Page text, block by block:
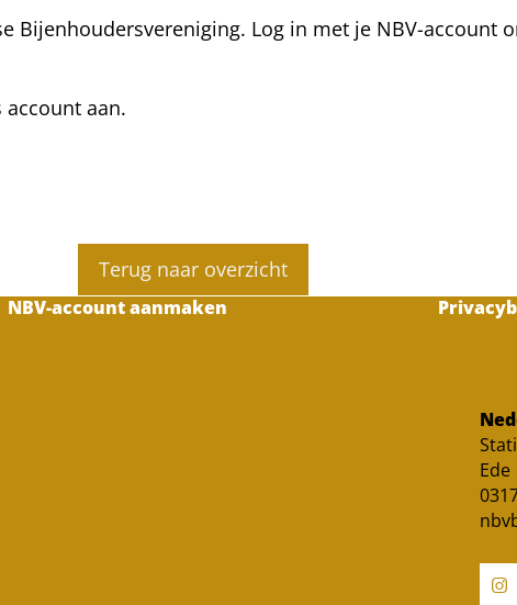
Bijenhoudersvereniging. Log in met je NBV-account
account aan.
Terug naar overzicht
NBV-account aanmaken
Ede